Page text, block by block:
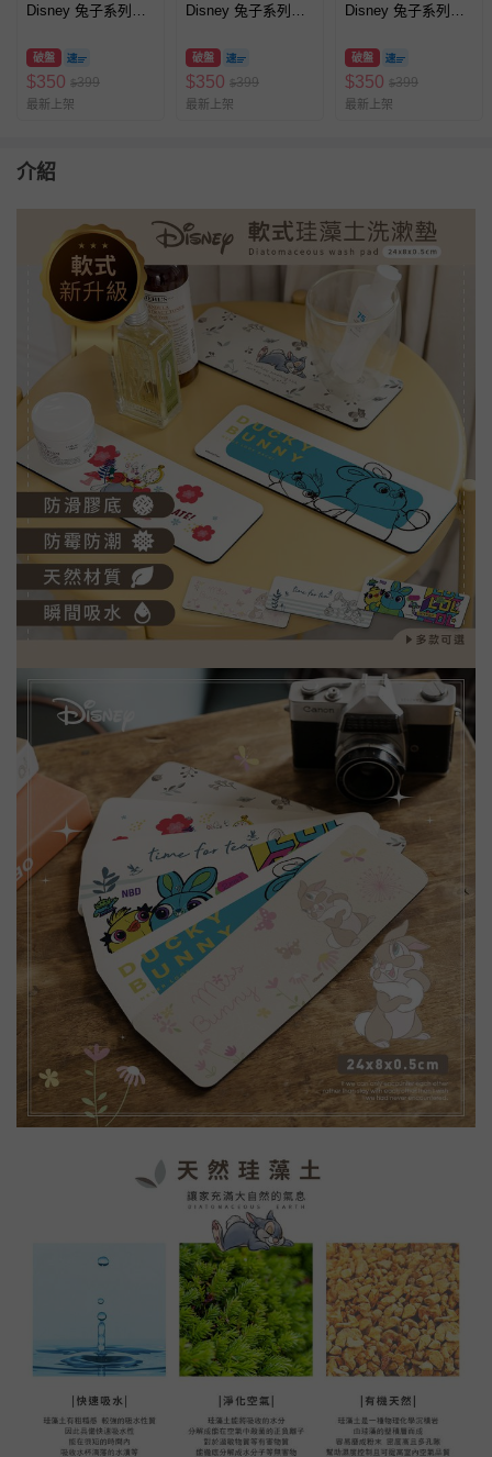
Disney 兔子系列
子】珪藻土軟式吸水
杯墊 吸水墊 台灣製
造二入組
10X10X0.5cm
破盤
$350 $399
最新上架
Disney 兔子系列
藻土軟式吸水杯墊
吸水墊 台灣製造二
入組10X10X0.5cm
破盤
$350 $399
最新上架
Disney 兔子系列
藻土軟式吸水杯墊
吸水墊 台灣製造二
入組10X10X0.5cm
破盤
$350 $399
最新上架
介紹